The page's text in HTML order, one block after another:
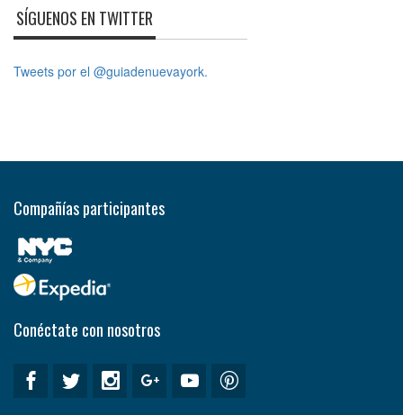
SÍGUENOS EN TWITTER
Tweets por el @guiadenuevayork.
Compañías participantes
Conéctate con nosotros